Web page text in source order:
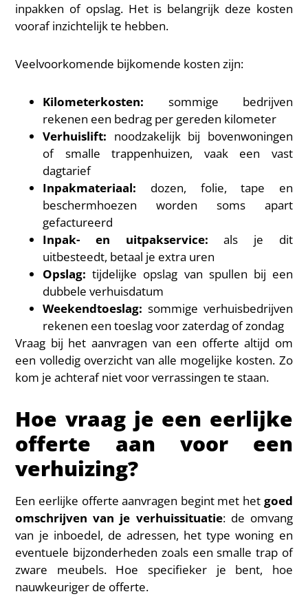
inpakken of opslag. Het is belangrijk deze kosten
vooraf inzichtelijk te hebben.
Veelvoorkomende bijkomende kosten zijn:
Kilometerkosten: sommige bedrijven
rekenen een bedrag per gereden kilometer
Verhuislift: noodzakelijk bij bovenwoningen
of smalle trappenhuizen, vaak een vast
dagtarief
Inpakmateriaal: dozen, folie, tape en
beschermhoezen worden soms apart
gefactureerd
Inpak- en uitpakservice: als je dit
uitbesteedt, betaal je extra uren
Opslag: tijdelijke opslag van spullen bij een
dubbele verhuisdatum
Weekendtoeslag: sommige verhuisbedrijven
rekenen een toeslag voor zaterdag of zondag
Vraag bij het aanvragen van een offerte altijd om
een volledig overzicht van alle mogelijke kosten. Zo
kom je achteraf niet voor verrassingen te staan.
Hoe vraag je een eerlijke
offerte aan voor een
verhuizing?
Een eerlijke offerte aanvragen begint met het goed
omschrijven van je verhuissituatie: de omvang
van je inboedel, de adressen, het type woning en
eventuele bijzonderheden zoals een smalle trap of
zware meubels. Hoe specifieker je bent, hoe
nauwkeuriger de offerte.